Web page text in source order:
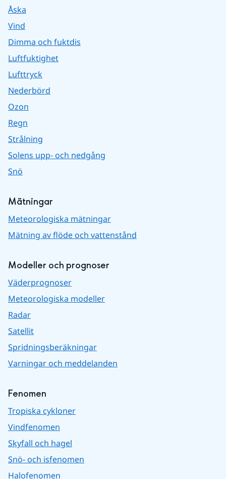
Åska
Vind
Dimma och fuktdis
Luftfuktighet
Lufttryck
Nederbörd
Ozon
Regn
Strålning
Solens upp- och nedgång
Snö
Mätningar
Meteorologiska mätningar
Mätning av flöde och vattenstånd
Modeller och prognoser
Väderprognoser
Meteorologiska modeller
Radar
Satellit
Spridningsberäkningar
Varningar och meddelanden
Fenomen
Tropiska cykloner
Vindfenomen
Skyfall och hagel
Snö- och isfenomen
Halofenomen